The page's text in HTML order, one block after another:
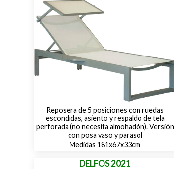
Reposera de 5 posiciones con ruedas
escondidas, asiento y respaldo de tela
perforada (no necesita almohadón). Versión
con posa vaso y parasol
Medidas 181x67x33cm
DELFOS 2021